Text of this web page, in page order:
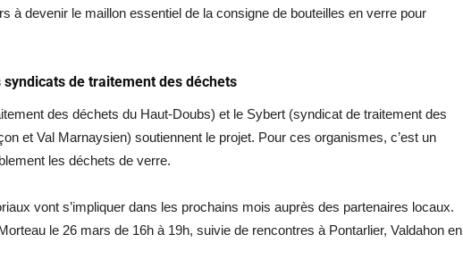
à devenir le maillon essentiel de la consigne de bouteilles en verre pour
de traitement des déchets
des déchets du Haut-Doubs) et le Sybert (syndicat de traitement des
et Val Marnaysien) soutiennent le projet. Pour ces organismes, c’est un
les déchets de verre.
vont s’impliquer dans les prochains mois auprès des partenaires locaux.
le 26 mars de 16h à 19h, suivie de rencontres à Pontarlier, Valdahon en